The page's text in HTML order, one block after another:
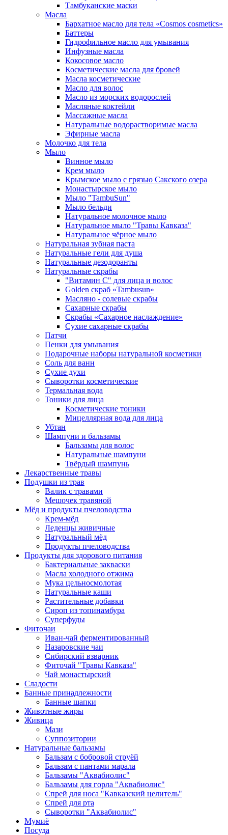
Тамбуканские маски
Масла
Бархатное масло для тела «Cosmos cosmetics»
Баттеры
Гидрофильное масло для умывания
Инфузные масла
Кокосовое масло
Косметические масла для бровей
Масла косметические
Масло для волос
Масло из морских водорослей
Масляные коктейли
Массажные масла
Натуральные водорастворимые масла
Эфирные масла
Молочко для тела
Мыло
Винное мыло
Крем мыло
Крымское мыло с грязью Сакского озера
Монастырское мыло
Мыло "TambuSun"
Мыло бельди
Натуральное молочное мыло
Натуральное мыло "Травы Кавказа"
Натуральное чёрное мыло
Натуральная зубная паста
Натуральные гели для душа
Натуральные дезодоранты
Натуральные скрабы
"Витамин С" для лица и волос
Golden скраб «Tambusun»
Масляно - солевые скрабы
Сахарные скрабы
Скрабы «Сахарное наслаждение»
Сухие сахарные скрабы
Патчи
Пенки для умывания
Подарочные наборы натуральной косметики
Соль для ванн
Сухие духи
Сыворотки косметические
Термальная вода
Тоники для лица
Косметические тоники
Мицеллярная вода для лица
Убтан
Шампуни и бальзамы
Бальзамы для волос
Натуральные шампуни
Твёрдый шампунь
Лекарственные травы
Подушки из трав
Валик с травами
Мешочек травяной
Мёд и продукты пчеловодства
Крем-мёд
Леденцы живичные
Натуральный мёд
Продукты пчеловодства
Продукты для здорового питания
Бактериальные закваски
Масла холодного отжима
Мука цельносмолотая
Натуральные каши
Растительные добавки
Сироп из топинамбура
Суперфуды
Фиточаи
Иван-чай ферментированный
Назаровские чаи
Сибирский взварник
Фиточай "Травы Кавказа"
Чай монастырский
Сладости
Банные принадлежности
Банные шапки
Животные жиры
Живица
Мази
Суппозитории
Натуральные бальзамы
Бальзам с бобровой струёй
Бальзам с пантами марала
Бальзамы "Аквабиолис"
Бальзамы для горла "Аквабиолис"
Спрей для носа "Кавказский целитель"
Спрей для рта
Сыворотки "Аквабиолис"
Мумиё
Посуда